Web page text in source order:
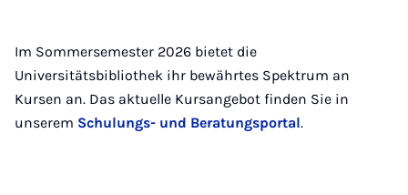
Im Sommersemester 2026 bietet die
Universitätsbibliothek ihr bewährtes Spektrum an
Kursen an. Das aktuelle Kursangebot finden Sie in
unserem Schulungs- und Beratungsportal.